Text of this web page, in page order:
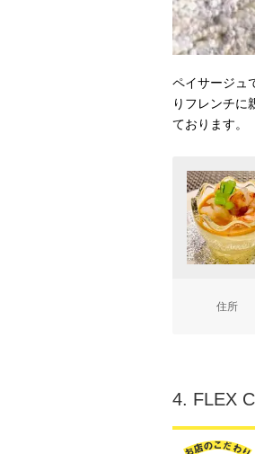
ペイサージュ
りフレンチに
ております。
住所
4. FLEX